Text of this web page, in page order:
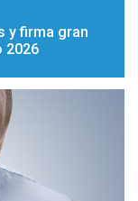
y firma gran
2026